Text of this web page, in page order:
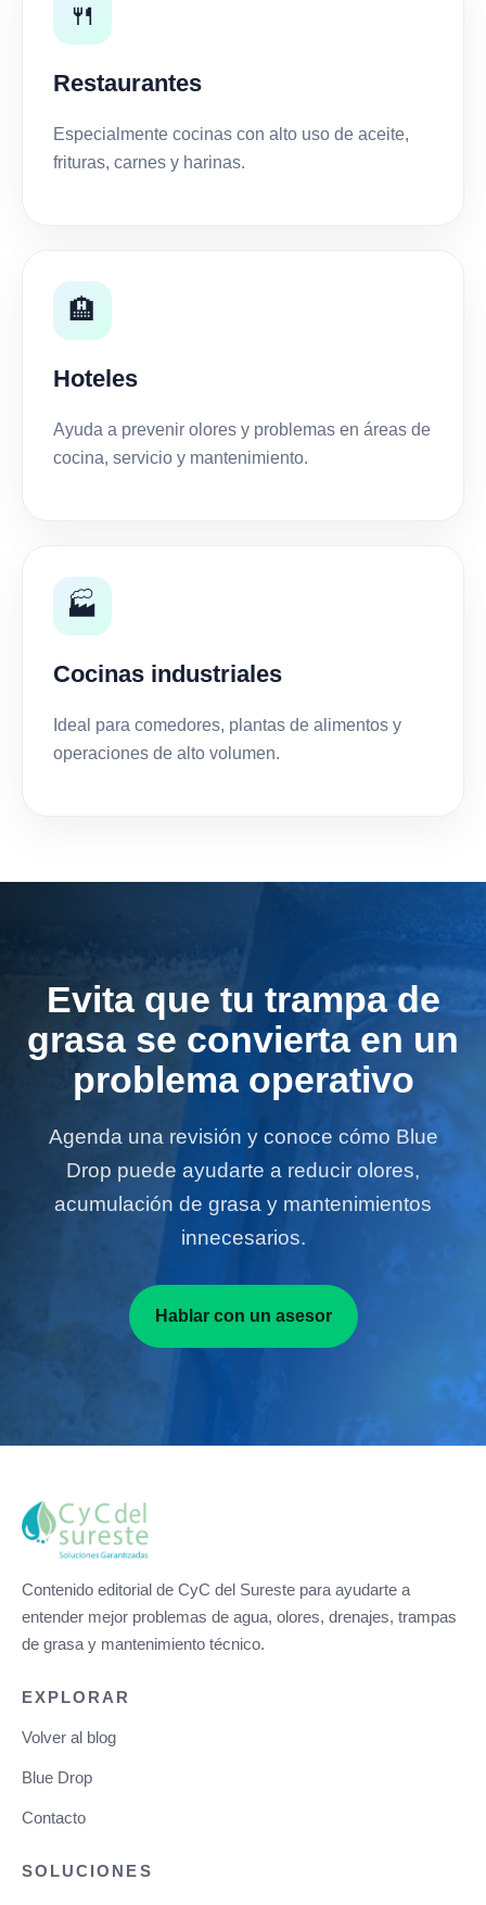
🍴
Restaurantes
Especialmente cocinas con alto uso de aceite,
frituras, carnes y harinas.
🏨
Hoteles
Ayuda a prevenir olores y problemas en áreas de
cocina, servicio y mantenimiento.
🏭
Cocinas industriales
Ideal para comedores, plantas de alimentos y
operaciones de alto volumen.
Evita que tu trampa de
grasa se convierta en un
problema operativo
Agenda una revisión y conoce cómo Blue
Drop puede ayudarte a reducir olores,
acumulación de grasa y mantenimientos
innecesarios.
Hablar con un asesor
Contenido editorial de CyC del Sureste para ayudarte a
entender mejor problemas de agua, olores, drenajes, trampas
de grasa y mantenimiento técnico.
EXPLORAR
Volver al blog
Blue Drop
Contacto
SOLUCIONES